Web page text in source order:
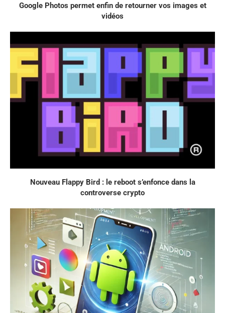
Google Photos permet enfin de retourner vos images et
vidéos
Nouveau Flappy Bird : le reboot s’enfonce dans la
controverse crypto